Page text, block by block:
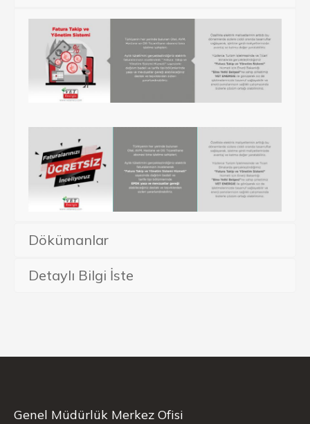
Dökümanlar
Detaylı Bilgi İste
Genel Müdürlük Merkez Ofisi